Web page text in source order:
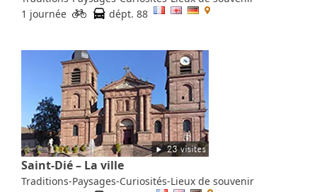
1 journée
dépt. 88
Saint-Dié – La ville
Traditions-Paysages-Curiosités-Lieux de souvenir